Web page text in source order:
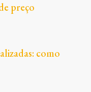
preço
como